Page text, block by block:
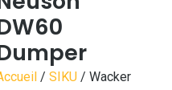
/ SIKU/ Wacker